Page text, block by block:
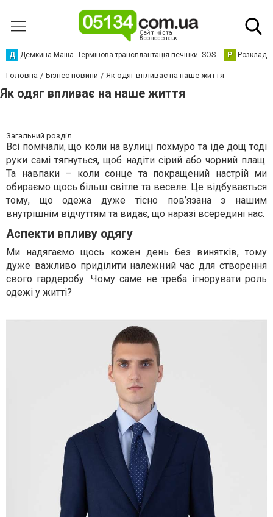
Д Демкина Маша. Термінова трансплантація печінки. SOS Р Розклад
Головна Бізнес новини Як одяг впливає на наше життя
Як одяг впливає на наше життя
Загальний розділ
Всі помічали, що коли на вулиці похмуро та іде дощ тоді
руки самі тягнуться, щоб надіти сірий або чорний плащ.
Та навпаки – коли сонце та покращений настрій ми
обираємо щось більш світле та веселе. Це відбувається
тому, що одежа дуже тісно пов’язана з нашим
внутрішнім відчуттям та видає, що наразі всередині нас.
Аспекти впливу одягу
Ми надягаємо щось кожен день без винятків, тому
дуже важливо приділити належний час для створення
свого гардеробу. Чому саме не треба ігнорувати роль
одежі у житті?